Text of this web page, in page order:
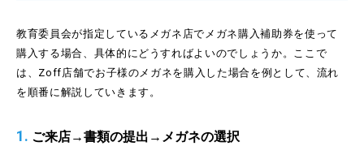
教育委員会が指定しているメガネ店でメガネ購入補助券を使って
購入する場合、具体的にどうすればよいのでしょうか。ここで
は、Zoff店舗でお子様のメガネを購入した場合を例として、流れ
を順番に解説していきます。
1. ご来店→書類の提出→メガネの選択